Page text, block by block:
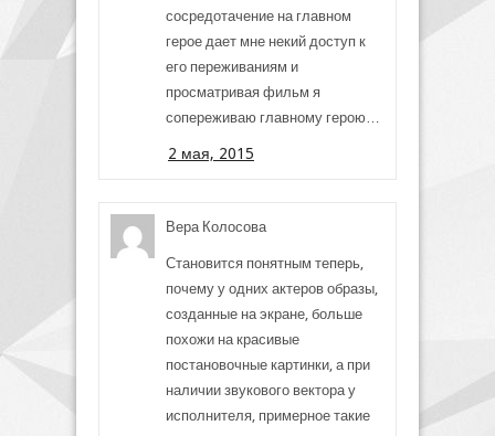
сосредотачение на главном
герое дает мне некий доступ к
его переживаниям и
просматривая фильм я
сопереживаю главному герою…
2 мая, 2015
Вера Колосова
Становится понятным теперь,
почему у одних актеров образы,
созданные на экране, больше
похожи на красивые
постановочные картинки, а при
наличии звукового вектора у
исполнителя, примерное такие